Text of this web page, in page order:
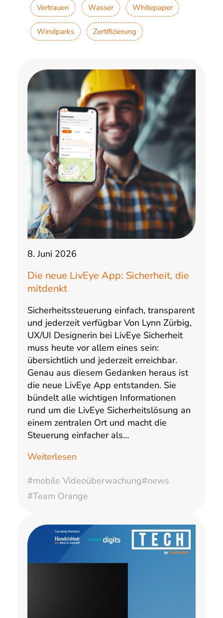
Vertrauen Wasser Whitepaper
Windparks Zertifizierung
8. Juni 2026
Die neue LivEye App: Sicherheit, die
mitdenkt
Sicherheitssteuerung einfach, transparent
und jederzeit verfügbar Von Lynn Zürbig,
UX/UI Designerin bei LivEye Sicherheit
muss heute vor allem eines sein:
übersichtlich und jederzeit erreichbar.
Genau aus diesem Gedanken heraus ist
die neue LivEye App entstanden. Sie
bündelt alle wichtigen Informationen
rund um die LivEye Sicherheitslösung an
einem zentralen Ort und macht die
Steuerung einfacher als…
Weiterlesen
#mobile Videoüberwachung#news
#Team Orange